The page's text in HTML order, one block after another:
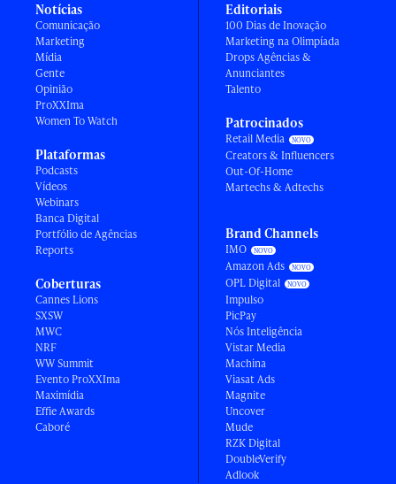
Notícias
Comunicação
Marketing
Mídia
Gente
Opinião
ProXXIma
Women To Watch
Plataformas
Podcasts
Vídeos
Webinars
Banca Digital
Portfólio de Agências
Reports
Coberturas
Cannes Lions
SXSW
MWC
NRF
WW Summit
Evento ProXXIma
Maximídia
Effie Awards
Caboré
Editoriais
100 Dias de Inovação
Marketing na Olimpíada
Drops Agências &
Anunciantes
Talento
Patrocinados
Retail Media
Creators & Influencers
Out-Of-Home
Martechs & Adtechs
Brand Channels
IMO
Amazon Ads
OPL Digital
Impulso
PicPay
Nós Inteligência
Vistar Media
Machina
Viasat Ads
Magnite
Uncover
Mude
RZK Digital
DoubleVerify
Adlook